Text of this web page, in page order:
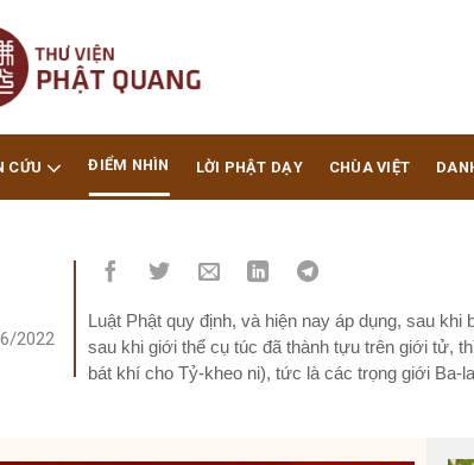
CỨU ĐIỂM NHÌN LỜI PHẬT DẠY CHÙA VIỆT
2022
Luật Phật quy định, và hiện nay áp dụng, sau
sau khi giới thể cụ túc đã thành tựu trên giới tử,
bát khí cho Tỷ-kheo ni), tức là các trọng giới Ba-